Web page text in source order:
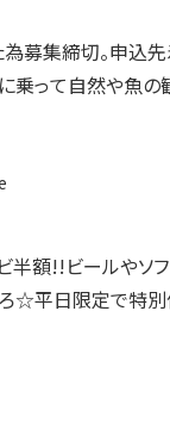
募集締切。申込
乗って自然や魚の
半額!!ビールやソ
☆平日限定で特別